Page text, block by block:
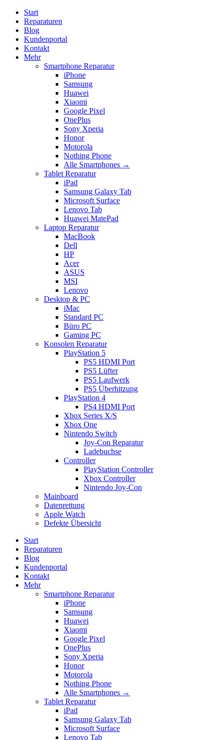
Start
Reparaturen
Blog
Kundenportal
Kontakt
Mehr
Smartphone Reparatur
iPhone
Samsung
Huawei
Xiaomi
Google Pixel
OnePlus
Sony Xperia
Honor
Motorola
Nothing Phone
Alle Smartphones →
Tablet Reparatur
iPad
Samsung Galaxy Tab
Microsoft Surface
Lenovo Tab
Huawei MatePad
Laptop Reparatur
MacBook
Dell
HP
Acer
ASUS
MSI
Lenovo
Desktop & PC
iMac
Standard PC
Büro PC
Gaming PC
Konsolen Reparatur
PlayStation 5
PS5 HDMI Port
PS5 Lüfter
PS5 Laufwerk
PS5 Überhitzung
PlayStation 4
PS4 HDMI Port
Xbox Series X/S
Xbox One
Nintendo Switch
Joy-Con Reparatur
Ladebuchse
Controller
PlayStation Controller
Xbox Controller
Nintendo Joy-Con
Mainboard
Datenrettung
Apple Watch
Defekte Übersicht
Start
Reparaturen
Blog
Kundenportal
Kontakt
Mehr
Smartphone Reparatur
iPhone
Samsung
Huawei
Xiaomi
Google Pixel
OnePlus
Sony Xperia
Honor
Motorola
Nothing Phone
Alle Smartphones →
Tablet Reparatur
iPad
Samsung Galaxy Tab
Microsoft Surface
Lenovo Tab